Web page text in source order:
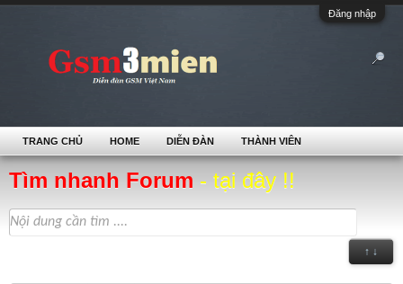
Đăng nhập
Tìm nhanh Forum - tại đây !!
↑ ↓
TRANG CHỦ HOME DIỄN ĐÀN THÀNH VIÊN